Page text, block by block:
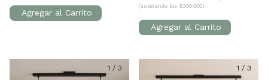
(superando los $300.000)
1 / 3 1 / 3